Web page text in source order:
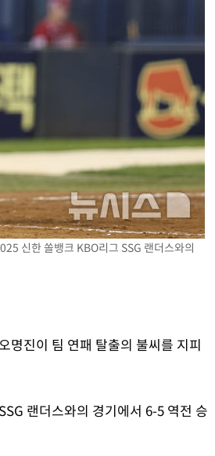
신한 쏠뱅크 KBO리그 SSG 랜더스와의
명진이 팀 연패 탈출의 불씨를 지피
랜더스와의 경기에서 6-5 역전 승